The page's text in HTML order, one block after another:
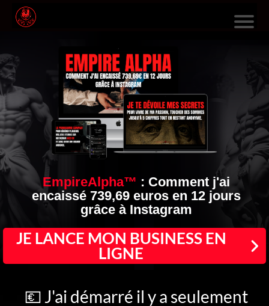
F
O
R
M
S
EmpireAlpha™ : Comment j'ai
encaissé 739,69 euros en 12 jours
grâce à Instagram
JE LANCE MON BUSINESS EN
LIGNE
💶 J'ai démarré il y a seulement